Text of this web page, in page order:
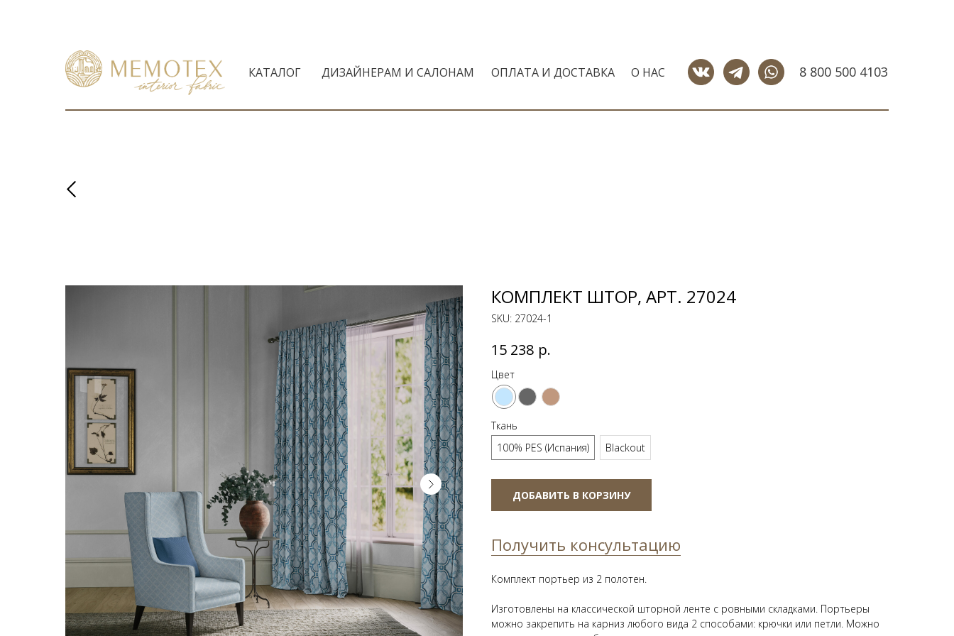
КАТАЛОГ ДИЗАЙНЕРАМ И САЛОНАМ 8 800 500 4103
ОПЛАТА И ДОСТАВКА О НАС
КОМПЛЕКТ ШТОР, АРТ. 27024
SKU: 27024-1
15 238 р.
Цвет
Ткань
100% PES (Испания)
Blackout
ДОБАВИТЬ В КОРЗИНУ
Получить консультацию
Комплект портьер из 2 полотен.
Изготовлены на классической шторной ленте с ровными складками. Портьеры
можно закрепить на карниз любого вида 2 способами: крючки или петли. Можно